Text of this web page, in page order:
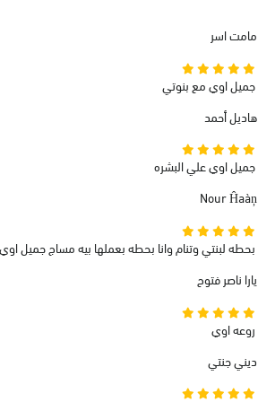
مامت اسر
جميل اوي مع بنوتي
هاديل أحمد
جميل اوي علي البشره
بحطه لبنتي وتنام وانا بحطه بعملها بيه مساج جميل
يارا ناصر فتوح
روعه اوي
ديني جنتي